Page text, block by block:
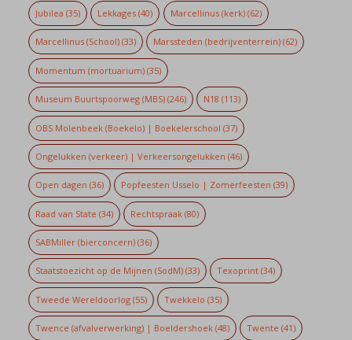
Jubilea (35) Lekkages (40) Marcellinus (kerk)(62)
Marcellinus (School)(33) Marssteden (bedrijventerrein) (62)
Momentum (mortuarium)(35)
Museum Buurtspoorweg (MBS)(246) N18 (113)
OBS Molenbeek (Boekelo) | Boekelerschool (37)
Ongelukken (verkeer) | Verkeersongelukken (46)
Open dagen (36) Popfeesten Usselo | Zomerfeesten (39)
Raad van State (34) Rechtspraak (80)
SABMiller (bierconcern)(36)
Staatstoezicht op de Mijnen (SodM)(33) Texoprint (34)
Tweede Wereldoorlog(55) Twekkelo (35)
Twence (afvalverwerking) | Boeldershoek(48) Twente (41)